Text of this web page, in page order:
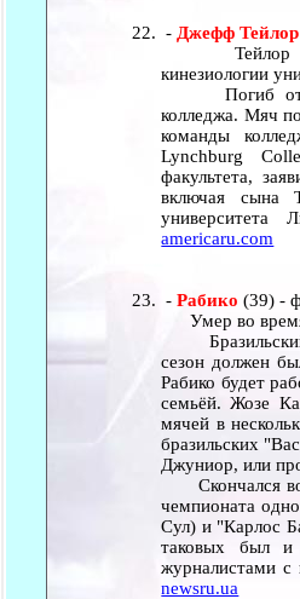
- Джефф Тейлор
Тейлор был
кинезиологии
Погиб от
колледжа. Мяч
команды
Lynchburg
факультета,
включая сына
университета
americaru.com
-Рабико (39) -
Умер во время
Бразильский
сезон должен
Рабико будет
семьёй. Жозе
мячей в
бразильских
Джуниор, или
Скончался во
чемпионата
Сул) и "Карлос
таковых был
журналистами с
newsru.ua